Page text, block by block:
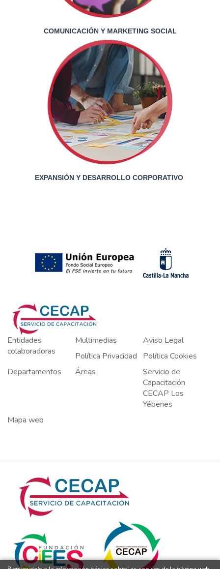
COMUNICACIÓN Y MARKETING SOCIAL
EXPANSIÓN Y DESARROLLO CORPORATIVO
Entidades
colaboradoras
Multimedias
Aviso Legal
Política Privacidad
Política Cookies
Departamentos
Áreas
Servicio de
Capacitación
CECAP Los
Yébenes
Mapa web